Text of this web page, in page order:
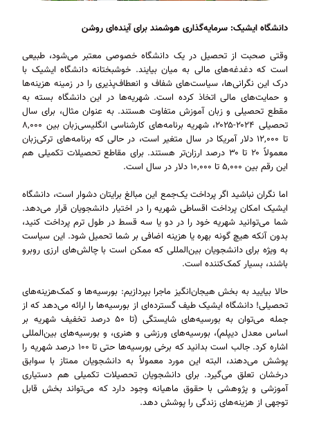
دانشگاه ایشیک: سرمایه‌گذاری هوشمند برای آینده‌ای روشن
وقتی صحبت از تحصیل در یک دانشگاه خصوصی معتبر می‌شود، طبیعی
است که دغدغه‌های مالی به میان بیایند. خوشبختانه دانشگاه ایشیک با
درک این نگرانی‌ها، سیاست‌های شفاف و انعطاف‌پذیری را در زمینه هزینه‌ها
و حمایت‌های مالی اتخاذ کرده است. شهریه‌ها در این دانشگاه بسته به
مقطع تحصیلی و زبان آموزش متفاوت هستند. به عنوان مثال، برای سال
تحصیلی ۲۰۲۴-۲۰۲۵، شهریه برنامه‌های کارشناسی انگلیسی‌زبان بین ۸,۰۰۰
تا ۱۲,۰۰۰ دلار آمریکا در سال متغیر است، در حالی که برنامه‌های ترکی‌زبان
معمولاً ۲۰ تا ۳۰ درصد ارزان‌تر هستند. برای مقاطع تحصیلات تکمیلی هم
این رقم بین ۵,۰۰۰ تا ۱۰,۰۰۰ دلار در سال است.
اما نگران نباشید اگر پرداخت یک‌جمع این مبالغ برایتان دشوار است، دانشگاه
ایشیک امکان پرداخت اقساطی شهریه را در اختیار دانشجویان قرار می‌دهد.
شما می‌توانید شهریه خود را در دو یا سه قسط در طول ترم پرداخت کنید،
بدون آنکه هیچ گونه بهره یا هزینه اضافی بر شما تحمیل شود. این سیاست
به ویژه برای دانشجویان بین‌المللی که ممکن است با چالش‌های ارزی روبرو
باشند، بسیار کمک‌کننده است.
حالا بیایید به بخش هیجان‌انگیز ماجرا بپردازیم: بورسیه‌ها و کمک‌هزینه‌های
تحصیلی! دانشگاه ایشیک طیف گسترده‌ای از بورسیه‌ها را ارائه می‌دهد که از
جمله می‌توان به بورسیه‌های شایستگی (تا ۵۰ درصد تخفیف شهریه بر
اساس معدل دیپلم)، بورسیه‌های ورزشی و هنری، و بورسیه‌های بین‌المللی
اشاره کرد. جالب است بدانید که برخی بورسیه‌ها حتی تا ۱۰۰ درصد شهریه را
پوشش می‌دهند، البته این مورد معمولاً به دانشجویان ممتاز با سوابق
درخشان تعلق می‌گیرد. برای دانشجویان تحصیلات تکمیلی هم دستیاری
آموزشی و پژوهشی با حقوق ماهیانه وجود دارد که می‌تواند بخش قابل
توجهی از هزینه‌های زندگی را پوشش دهد.